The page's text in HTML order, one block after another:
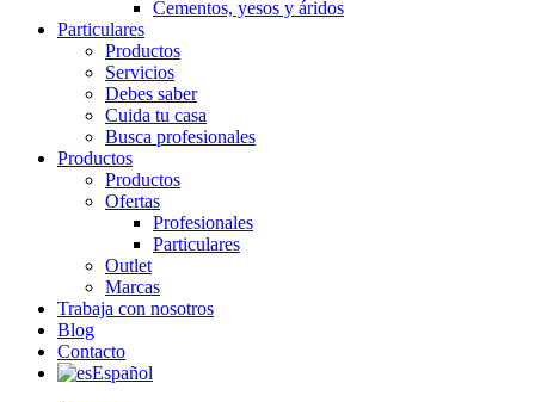
Cementos, yesos y áridos
Particulares
Productos
Servicios
Debes saber
Cuida tu casa
Busca profesionales
Productos
Productos
Ofertas
Profesionales
Particulares
Outlet
Marcas
Trabaja con nosotros
Blog
Contacto
Español